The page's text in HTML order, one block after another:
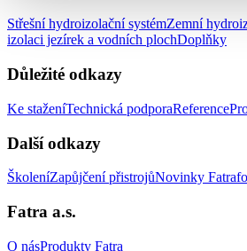
Střešní hydroizolační systémZemní
izolaci jezírek a vodních plochDoplňky
Důležité odkazy
Ke staženíTechnická podporaReference
Další odkazy
ŠkoleníZapůjčení přistrojůNovinky
Fatra a.s.
O násProdukty Fatra